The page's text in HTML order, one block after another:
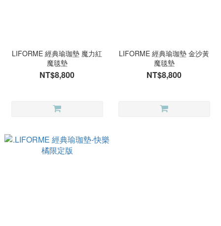
LIFORME 經典瑜珈墊 魔力紅
魔毯墊
NT$8,800
LIFORME 經典瑜珈墊 金沙黃
魔毯墊
NT$8,800